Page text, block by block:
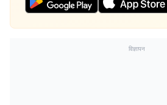
विज्ञापन